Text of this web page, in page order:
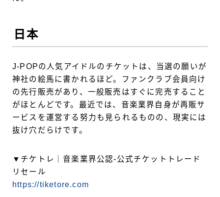
日本
J-POPの人気アイドルのチケットは、当選の願いが
神社の絵馬に書かれるほど。ファンクラブ会員向け
の先行販売があり、一般販売はすぐに完売すること
がほとんどです。最近では、音楽業界自身が再販サ
ービスを運営する努力も見られるものの、現実には
抜け穴だらけです。
▼チケトレ｜音楽業界公認-公式チケットトレード
リセール
https://tiketore.com